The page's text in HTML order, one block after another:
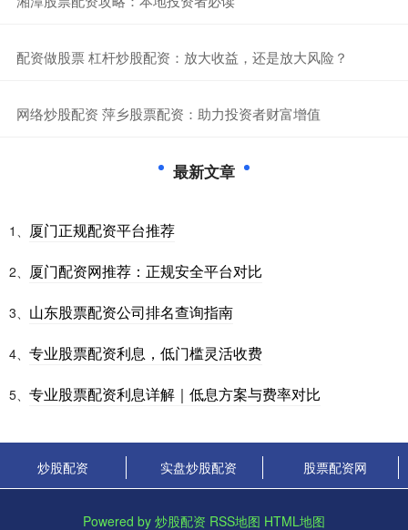
​配资做股票 杠杆炒股配资：放大收益，还是放大风险？
​网络炒股配资 萍乡股票配资：助力投资者财富增值
最新文章
1、 厦门正规配资平台推荐
2、 厦门配资网推荐：正规安全平台对比
3、 山东股票配资公司排名查询指南
4、 专业股票配资利息，低门槛灵活收费
5、 专业股票配资利息详解｜低息方案与费率对比
炒股配资 实盘炒股配资 股票配资网
Powered by 炒股配资 RSS地图 HTML地图